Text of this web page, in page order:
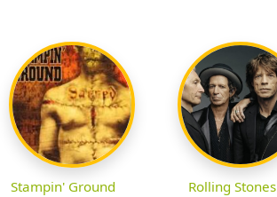
Stampin' Ground Rolling Stones